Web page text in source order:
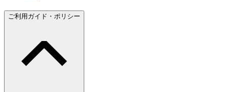
ご利用ガイド・ポリシー